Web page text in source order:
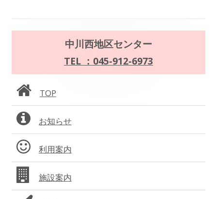
ョ
ン
ン
サ
イ
ド
バ
ー
中川西地区センター
TEL ：045-912-6973
TOP
お知らせ
利用案内
施設案内